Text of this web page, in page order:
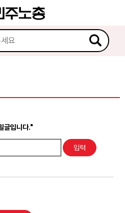
글입니다."
케치북5
케치북5